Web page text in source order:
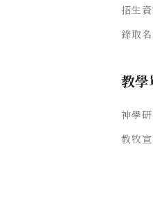
招生
錄取
教學
神學
教牧